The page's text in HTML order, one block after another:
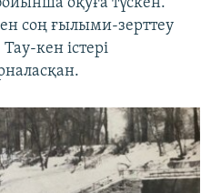
соң ғылыми-зерттеу
кен істері